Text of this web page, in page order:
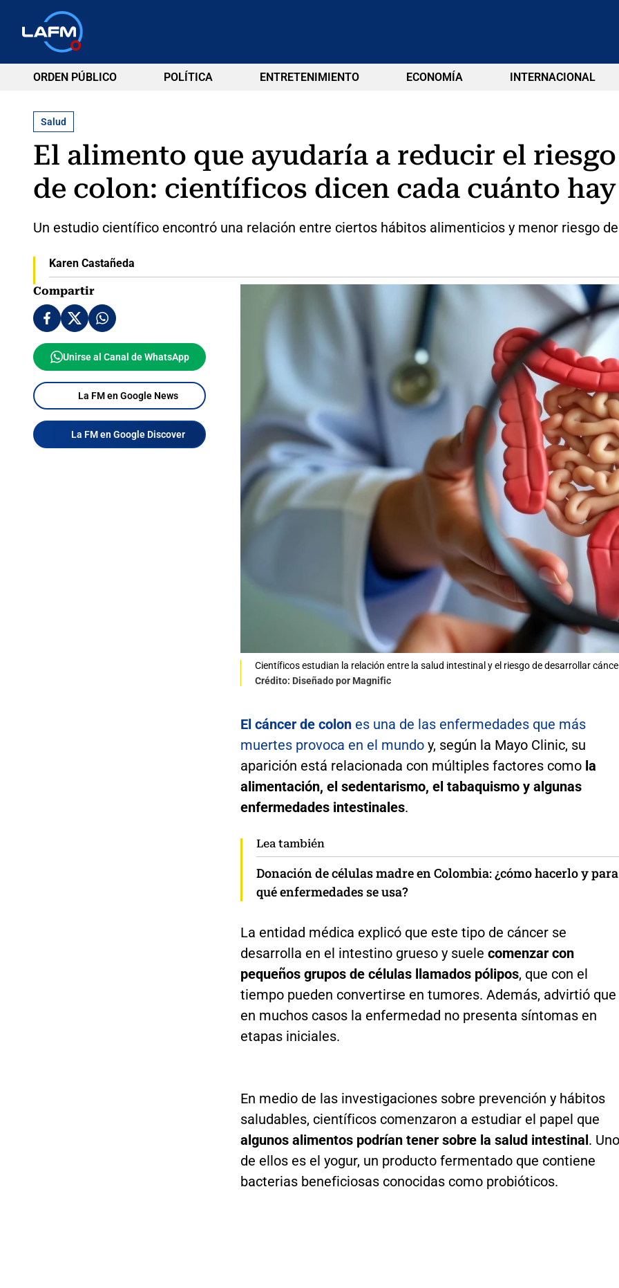
ORDEN PÚBLICO POLÍTICA ENTRETENIMIENTO ECONOMÍA INTERNACIONAL
Salud
El alimento que ayudaría a reducir el
de colon: científicos dicen cada cuánto
Un estudio científico encontró una relación entre ciertos hábitos alimenticios y menor riesgo
Karen Castañeda
Compartir
Unirse al Canal de WhatsApp
La FM en Google News
La FM en Google Discover
Científicos estudian la relación entre la salud intestinal y el riesgo de desarrollar
Crédito: Diseñado por Magnific
El cáncer de colones una de las enfermedades que más
muertes provoca en el mundoy, según la Mayo Clinic, su
aparición está relacionada con múltiples factores comola
alimentación, el sedentarismo, el tabaquismo y algunas
enfermedades intestinales.
Lea también
Donación de células madre en Colombia: ¿cómo hacerlo y para
qué enfermedades se usa?
La entidad médica explicó que este tipo de cáncer se
desarrolla en el intestino grueso y suele comenzar con
pequeños grupos de células llamados pólipos, que con el
tiempo pueden convertirse en tumores. Además, advirtió que
en muchos casos la enfermedad no presenta síntomas en
etapas iniciales.
En medio de las investigaciones sobre prevención y hábitos
saludables, científicos comenzaron a estudiar el papel que
algunos alimentos podrían tener sobre la salud intestinal. Uno
de ellos es el yogur, un producto fermentado que contiene
bacterias beneficiosas conocidas como probióticos.